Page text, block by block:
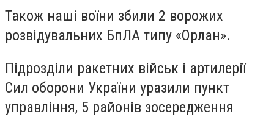
Також наші воїни збили 2 ворожих
розвідувальних БпЛА типу «Орлан».
Підрозділи ракетних військ і артилерії
Сил оборони України уразили пункт
управління, 5 районів зосередження